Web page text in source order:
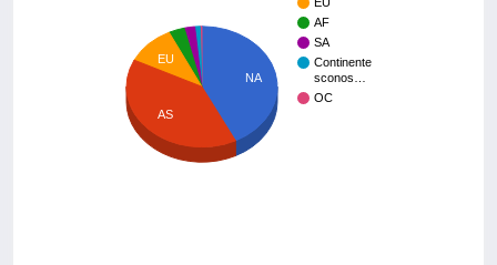
AF
SA
Continente
sconos…
OC
NA
EU
AS